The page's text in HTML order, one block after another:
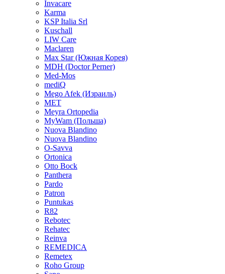
Invacare
Karma
KSP Italia Srl
Kuschall
LIW Care
Maclaren
Max Star (Южная Корея)
MDH (Doctor Perner)
Med-Mos
mediQ
Mego Afek (Израиль)
MET
Meyra Ortopedia
MyWam (Польша)
Nuova Blandino
Nuova Blandino
O-Savva
Ortonica
Otto Bock
Panthera
Pardo
Patron
Puntukas
R82
Rebotec
Rehatec
Reinva
REMEDICA
Remetex
Roho Group